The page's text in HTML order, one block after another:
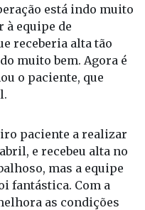
está indo muito
à equipe de
receberia alta tão
muito bem. Agora é
o paciente, que
paciente a realizar
e recebeu alta no
mas a equipe
fantástica. Com a
as condições